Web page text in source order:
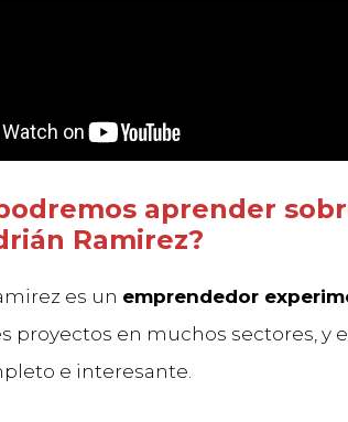
aprender
Ramirez?
es un emprendedor
proyectos en muchos sectores, y
e interesante.